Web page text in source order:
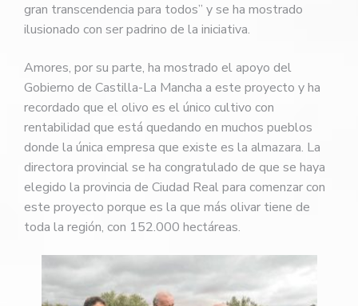
gran transcendencia para todos” y se ha mostrado
ilusionado con ser padrino de la iniciativa.
Amores, por su parte, ha mostrado el apoyo del
Gobierno de Castilla-La Mancha a este proyecto y ha
recordado que el olivo es el único cultivo con
rentabilidad que está quedando en muchos pueblos
donde la única empresa que existe es la almazara. La
directora provincial se ha congratulado de que se haya
elegido la provincia de Ciudad Real para comenzar con
este proyecto porque es la que más olivar tiene de
toda la región, con 152.000 hectáreas.